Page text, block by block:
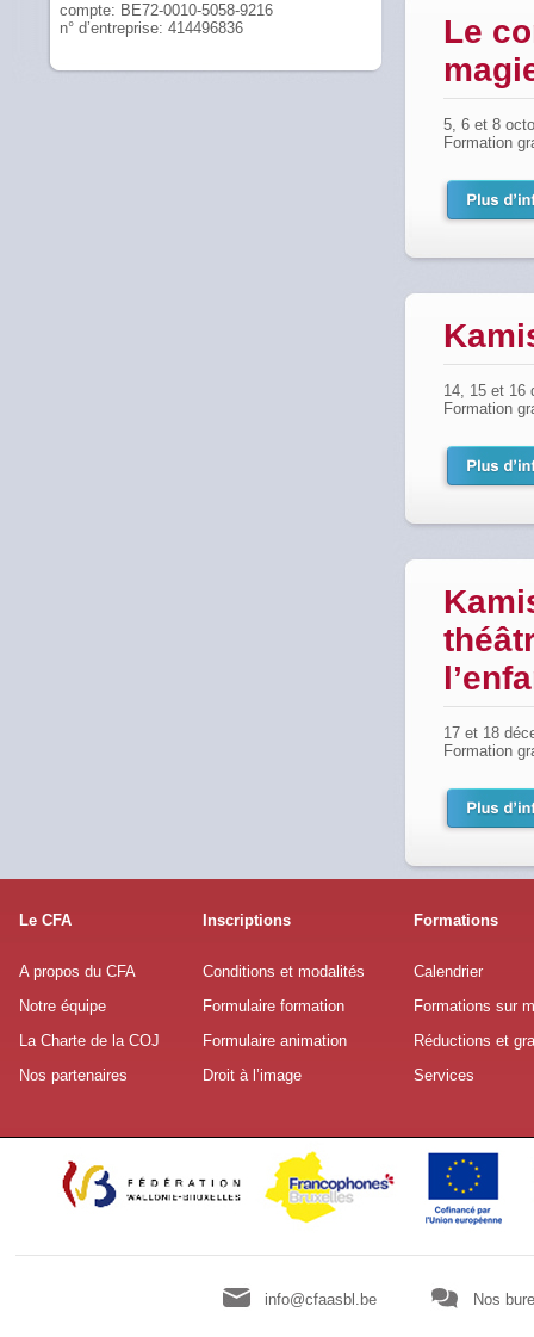
compte: BE72-0010-5058-9216
n° d’entreprise: 414496836
Le
5, 6 et 8
Formation
14, 15 et 16
Formation
17 et 18
Formation
Le CFA Inscriptions Formations
A propos du CFA Conditions et modalités
Calendrier
Notre équipe
Formulaire formation
Formations sur
La Charte de la COJ
Formulaire animation
Réductions et
Nos partenaires
Droit à l’image Services
info@cfaasbl.be Nos